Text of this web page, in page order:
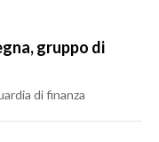
gruppo di
di finanza